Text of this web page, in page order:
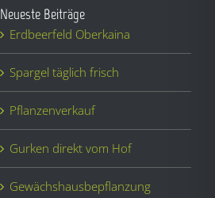
Neueste Beiträge
Erdbeerfeld Oberkaina
Spargel täglich frisch
Pflanzenverkauf
Gurken direkt vom Hof
Gewächshausbepflanzung